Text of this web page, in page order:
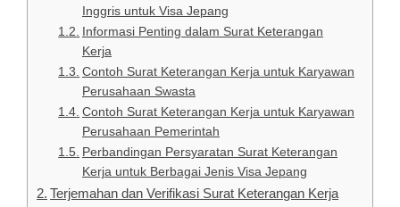
Inggris untuk Visa Jepang
Informasi Penting dalam Surat Keterangan
Kerja
Contoh Surat Keterangan Kerja untuk Karyawan
Perusahaan Swasta
Contoh Surat Keterangan Kerja untuk Karyawan
Perusahaan Pemerintah
Perbandingan Persyaratan Surat Keterangan
Kerja untuk Berbagai Jenis Visa Jepang
Terjemahan dan Verifikasi Surat Keterangan Kerja